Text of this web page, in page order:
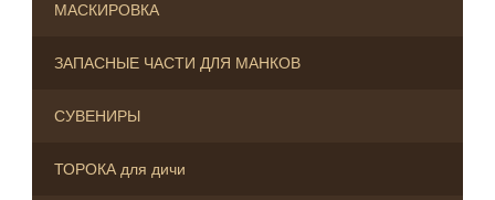
МАСКИРОВКА
ЗАПАСНЫЕ ЧАСТИ ДЛЯ МАНКОВ
СУВЕНИРЫ
ТОРОКА для дичи